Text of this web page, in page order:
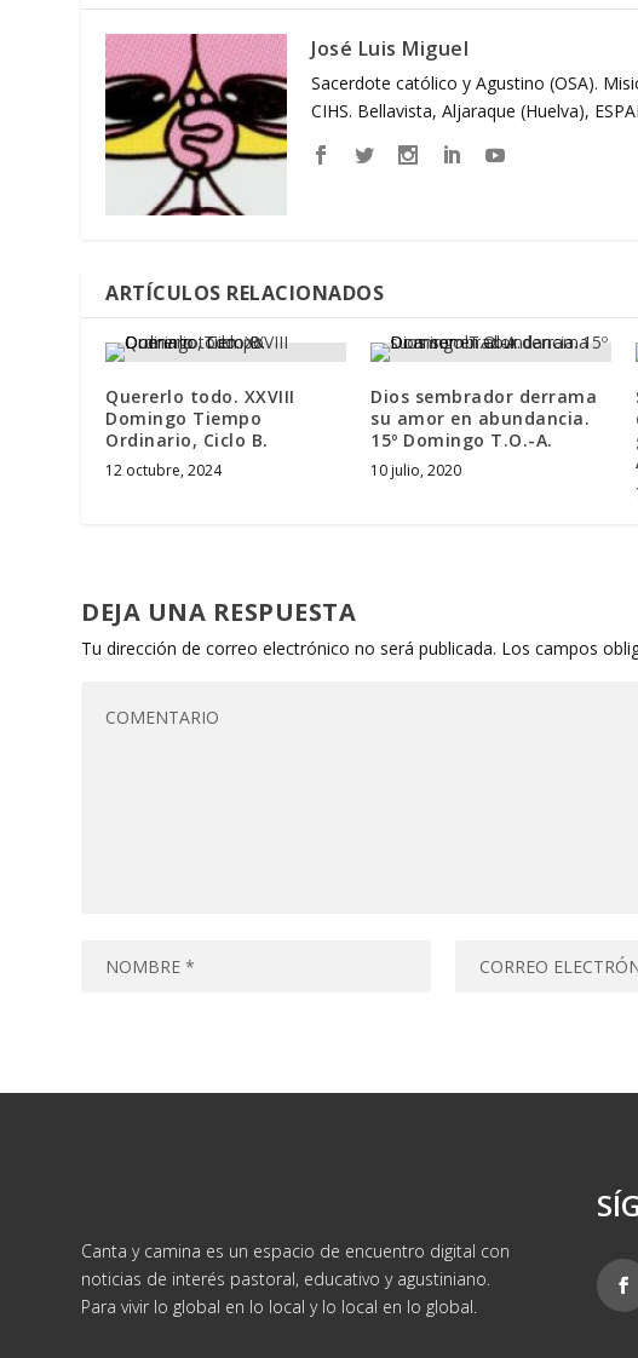
José Luis Miguel
Sacerdote católico y Agustino (OSA).
CIHS. Bellavista, Aljaraque (Huelva),
ARTÍCULOS RELACIONADOS
Quererlo todo. XXVIII
Domingo Tiempo
Ordinario, Ciclo B.
12 octubre, 2024
Dios sembrador derrama
su amor en abundancia.
15º Domingo T.O.-A.
10 julio, 2020
DEJA UNA RESPUESTA
Tu dirección de correo electrónico no será publicada. Los campos
Canta y camina es un espacio de encuentro digital con
noticias de interés pastoral, educativo y agustiniano.
Para vivir lo global en lo local y lo local en lo global.